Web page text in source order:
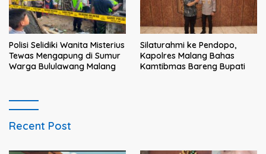
Polisi Selidiki Wanita Misterius
Tewas Mengapung di Sumur
Warga Bululawang Malang
Silaturahmi ke Pendopo,
Kapolres Malang Bahas
Kamtibmas Bareng Bupati
Recent Post